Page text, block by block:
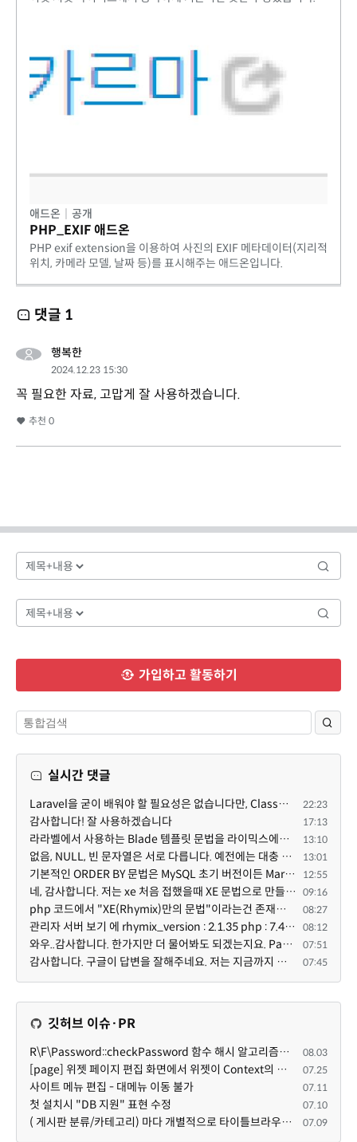
애드온 공개
PHP_EXIF 애드온
PHP exif extension을 이용하여 사진의 EXIF 메타데이터(지리적
위치, 카메라 모델, 날짜 등)를 표시해주는 애드온입니다.
댓글 1
행복한
2024.12.23 15:30
꼭 필요한 자료, 고맙게 잘 사용하겠습니다.
추천 0
가입하고 활동하기
실시간 댓글
Laravel을 굳이 배워야 할 필요성은 없습니다만, Class기반의 객체 지향 프로그래밍과, PSR-4라는 Composer... 22:23
감사합니다! 잘 사용하겠습니다 17:13
라라벨에서 사용하는 Blade 템플릿 문법을 라이믹스에서도 일부분 도입하였는데, 양쪽의 템플릿 매뉴얼 분량... 13:10
없음, NULL, 빈 문자열은 서로 다릅니다. 예전에는 대충 써도 서로 통용되었지만, 그것 때문에 버그나 보안... 13:01
기본적인 ORDER BY 문법은 MySQL 초기 버전이든 MariaDB 최신 버전이든 차이가 없습니다. 라이믹스 게시판에... 12:55
네, 감사합니다. 저는 xe 처음 접했을때 XE 문법으로 만들었다고 해서 xe코드들이 php와 전혀 다른것 같이 ... 09:16
php 코드에서 "XE(Rhymix)만의 문법"이라는건 존재하지도 않고 별도의 인터프리터를 만들지 않는한 쓸 수도 ... 08:27
관리자 서버 보기 에 rhymix_version : 2.1.35 php : 7.4.3 (64-bit) db.type : mysql (innodb, utf8mb4) db... 08:12
와우..감사합니다. 한가지만 더 물어봐도 되겠는지요. Password.php 파일안에 클래스와 함수들은 순수 php ... 07:51
감사합니다. 구글이 답변을 잘해주네요. 저는 지금까지 md5 에 머물러 있었네요. md5는 구석기 알고리즘이 ... 07:45
깃허브 이슈·PR
R\F\Password::checkPassword 함수 해시 알고리즘을 암시적으로 호출하는 경우 Argon2id 해시 비교 실패 08.03
[page] 위젯 페이지 편집 화면에서 위젯이 Context의 module_info를 덮어쓰면 저장이 ERR_ACT_IS_NOT_STANDALONE으로 실패 07.25
사이트 메뉴 편집 - 대메뉴 이동 불가 07.11
첫 설치시 "DB 지원" 표현 수정 07.10
( 게시판 분류/카테고리) 마다 개별적으로 타이틀브라우저 제목 및 seo설명 넣을 수 있으면 어떨지 해서 글 등록해봅니다. 07.09